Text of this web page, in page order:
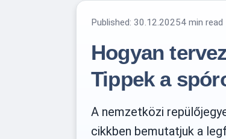
Published: 30.12.20254 min read
Hogyan
Tippek a
A nemzetközi
cikkben bemutatjuk a